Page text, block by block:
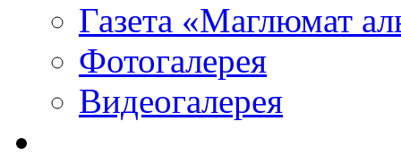
Газета «Маглюмат
Фотогалерея
Видеогалерея